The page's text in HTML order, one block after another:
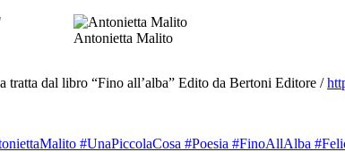
Antonietta Malito
tratta dal libro “Fino all’alba” Edito da Bertoni Editore /
#UnaPiccolaCosa #Poesia #FinoAllAlba